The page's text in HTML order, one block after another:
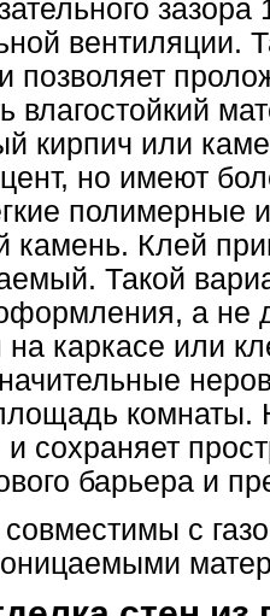
вентиляции.
позволяет
влагостойкий
кирпич или
но имеют
полимерные
камень. Клей
Такой
а не
на каркасе или
комнаты.
сохраняет
барьера и
с